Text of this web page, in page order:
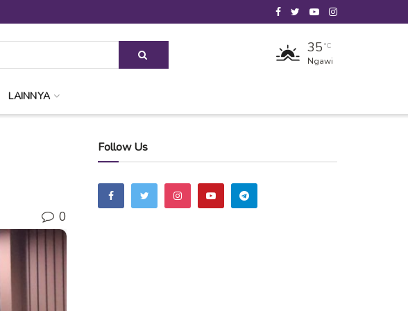
35 °C
Ngawi
LAINNYA
0
Follow Us